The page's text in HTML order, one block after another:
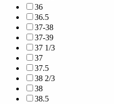
36
36.5
37-38
37-39
37 1/3
37
37.5
38 2/3
38
38.5